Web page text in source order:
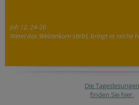
Joh 12, 24-26
Wenn das Weizenkorn stirbt, bringt es reiche
Die Tageslesungen
finden Sie hier.